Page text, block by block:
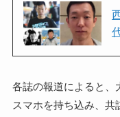
各誌の報道によると、
スマホを持ち込み、共